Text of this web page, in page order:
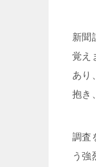
新聞
覚え
あり
抱き
調査
う強